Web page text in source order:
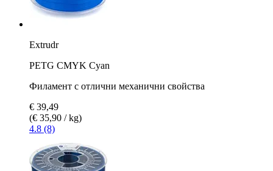
Extrudr
PETG CMYK Cyan
Филамент с отлични механични свойства
€ 39,49
(€ 35,90 / kg)
4.8 (8)